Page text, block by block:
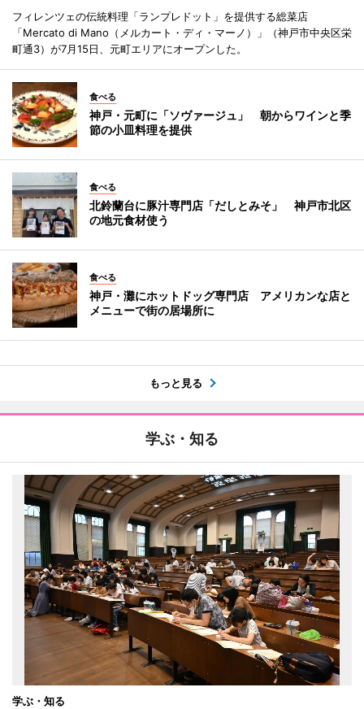
フィレンツェの伝統料理「ランプレドット」を提供する総菜店
「Mercato di Mano（メルカート・ディ・マーノ）」（神戸市中央区栄
町通3）が7月15日、元町エリアにオープンした。
食べる
神戸・元町に「ソヴァージュ」 朝からワインと季
節の小皿料理を提供
食べる
北鈴蘭台に豚汁専門店「だしとみそ」 神戸市北区
の地元食材使う
食べる
神戸・灘にホットドッグ専門店 アメリカンな店と
メニューで街の居場所に
もっと見る
学ぶ・知る
学ぶ・知る